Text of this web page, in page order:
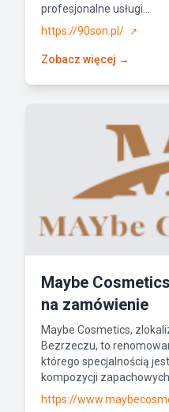
profesjonalne usługi...
https://90son.pl/
↗
Zobacz więcej →
Maybe
na zamówienie
Maybe Cosmetics,
Bezrzeczu, to
którego specjalnością
kompozycji zapachowych
https://